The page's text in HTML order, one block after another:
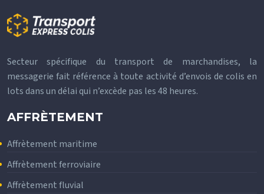
Secteur spécifique du transport de marchandises, la
messagerie fait référence à toute activité d’envois de colis en
lots dans un délai qui n’excède pas les 48 heures.
AFFRÈTEMENT
Affrètement maritime
Affrètement ferroviaire
Affrètement fluvial